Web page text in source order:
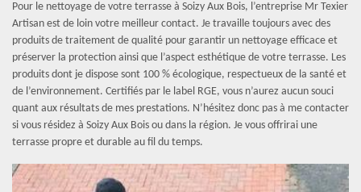
Pour le nettoyage de votre terrasse à Soizy Aux Bois, l’entreprise Mr Texier
Artisan est de loin votre meilleur contact. Je travaille toujours avec des
produits de traitement de qualité pour garantir un nettoyage efficace et
préserver la protection ainsi que l’aspect esthétique de votre terrasse. Les
produits dont je dispose sont 100 % écologique, respectueux de la santé et
de l’environnement. Certifiés par le label RGE, vous n’aurez aucun souci
quant aux résultats de mes prestations. N’hésitez donc pas à me contacter
si vous résidez à Soizy Aux Bois ou dans la région. Je vous offrirai une
terrasse propre et durable au fil du temps.